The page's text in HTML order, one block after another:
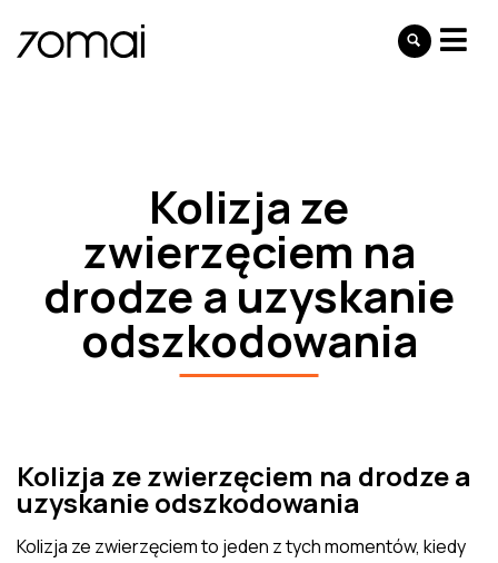
Kolizja ze
zwierzęciem na
drodze a uzyskanie
odszkodowania
Kolizja ze zwierzęciem na drodze a
uzyskanie odszkodowania
Kolizja ze zwierzęciem to jeden z tych momentów, kiedy